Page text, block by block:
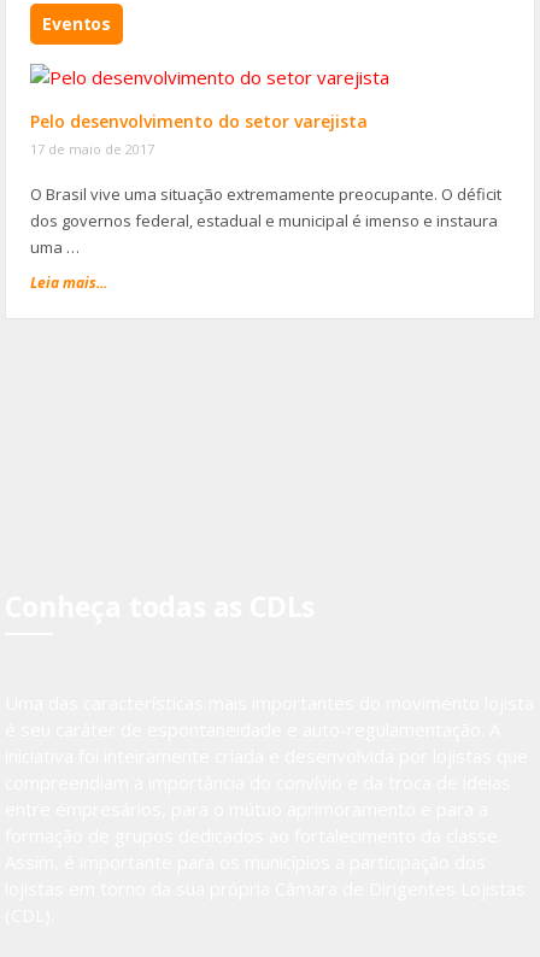
Eventos
Pelo desenvolvimento do setor varejista
17 de maio de 2017
O Brasil vive uma situação extremamente preocupante. O déficit
dos governos federal, estadual e municipal é imenso e instaura
uma …
Leia mais...